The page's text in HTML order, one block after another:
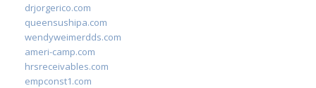
drjorgerico.com
queensushipa.com
wendyweimerdds.com
ameri-camp.com
hrsreceivables.com
empconst1.com